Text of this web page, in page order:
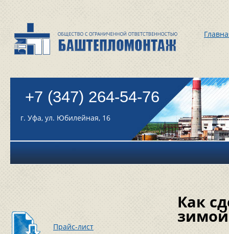
+7 (347) 264-54-76
г. Уфа, ул. Юбилейная, 16
Прайс-лист
Как
зимой